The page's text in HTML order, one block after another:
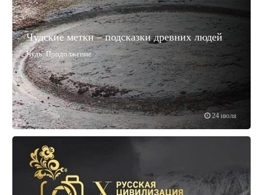
24 июля
Чудские метки – подсказки древних людей
Чудь. Продолжение